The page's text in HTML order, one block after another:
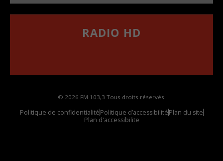
RADIO HD
© 2026 FM 103,3 Tous droits réservés.
Politique de confidentialitéPolitique d’accessibilitéPlan du site
Plan d'accessibilite